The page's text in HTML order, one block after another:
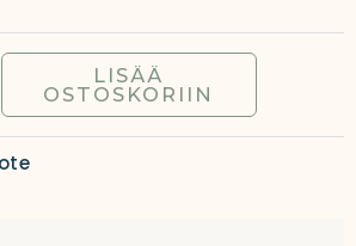
LISÄÄ
OSTOSKORIIN